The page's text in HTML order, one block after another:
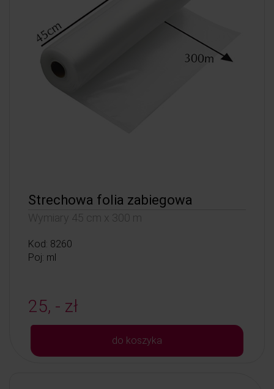
Strechowa folia zabiegowa
Wymiary 45 cm x 300 m
Kod: 8260
Poj: ml
25, - zł
do koszyka